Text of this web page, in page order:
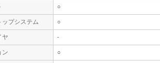
○
ップシステム ○
ヤ -
ン ○